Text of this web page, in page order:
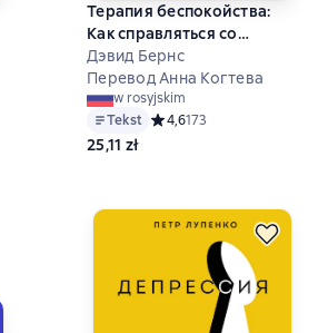
основе 100 оценок
Терапия беспокойства:
Как справляться со
страхами, тревогами и
паническими атаками без
лекарств
Дэвид Бернс
Перевод Анна Когтева
w rosyjskim
Tekst Средний рейтинг 4,6 на
4,6173
25,11 zł